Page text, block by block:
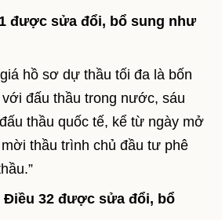
được sửa đổi, bổ sung như
hồ sơ dự thầu tối đa là bốn
đấu thầu trong nước, sáu
thầu quốc tế, kể từ ngày mở
thầu trình chủ đầu tư phê
Điều 32 được sửa đổi, bổ